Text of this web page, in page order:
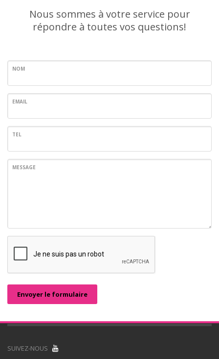
Nous sommes à votre service pour
répondre à toutes vos questions!
NOM
EMAIL
TEL
MESSAGE
Envoyer le formulaire
SUIVEZ-NOUS